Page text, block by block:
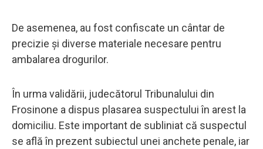
De asemenea, au fost confiscate un cântar de
precizie și diverse materiale necesare pentru
ambalarea drogurilor.
În urma validării, judecătorul Tribunalului din
Frosinone a dispus plasarea suspectului în arest la
domiciliu. Este important de subliniat că suspectul
se află în prezent subiectul unei anchete penale, iar